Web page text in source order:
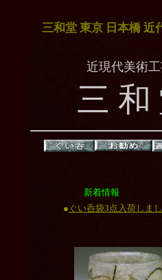
三和堂 東京 日本橋 近
近現代美術工
三 和
新着情報
● ぐい呑袋3点入荷しま